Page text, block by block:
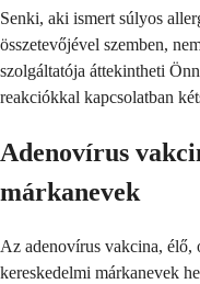
Senki, aki ismert súlyos
összetevőjével szemben,
szolgáltatója áttekintheti
reakciókkal kapcsolatban
Adenovírus
márkanevek
Az adenovírus vakcina, élő,
kereskedelmi márkanevek